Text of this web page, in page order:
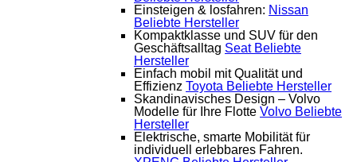
Einsteigen & losfahren: Nissan
Beliebte Hersteller
Kompaktklasse und SUV für den
Geschäftsalltag Seat Beliebte
Hersteller
Einfach mobil mit Qualität und
Effizienz Toyota Beliebte Hersteller
Skandinavisches Design – Volvo
Modelle für Ihre Flotte Volvo Beliebte
Hersteller
Elektrische, smarte Mobilität für
individuell erlebbares Fahren.